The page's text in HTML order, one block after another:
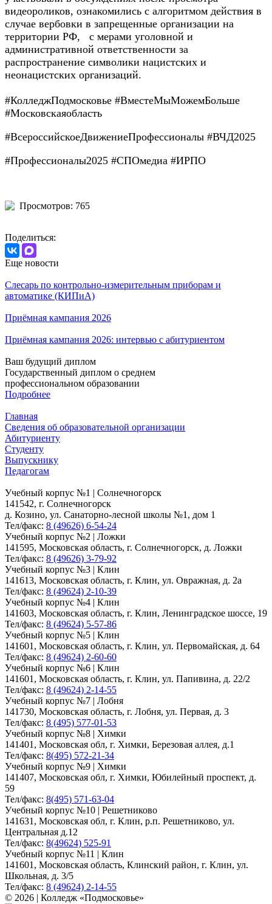
видеороликов, ознакомились с алгоритмом действия в
случае вербовки в запрещенные организации на
территории РФ, с мерами уголовной и
административной ответственности за
распространение символики нацистских и
неонацистских организаций.
#КолледжПодмосковье #ВместеМыМожемБольше
#Московскаяобласть
#ВсероссийскоеДвижениеПрофессионалы #ВЧД2025
#Профессионалы2025 #СПОмедиа #ИРПО
Просмотров: 765
Поделиться:
Еще новости
Слесарь по контрольно-измерительным приборам и
автоматике (КИПиА)
Приёмная кампания 2026
Приёмная кампания 2026: интервью с абитуриентом
Ваш будущий диплом
Государственный диплом о среднем
профессиональном образовании
Подробнее
Главная
Сведения об образовательной организации
Абитуриенту
Студенту
Выпускнику
Педагогам
Учебный корпус №1 | Солнечногорск
141542, г. Солнечногорск
д. Козино, ул. Санаторно-лесной школы №1, дом 1
Тел/факс: 8 (49626) 6-54-24
Учебный корпус №2 | Ложки
141595, Московская область, г. Солнечногорск, д. Ложки
Тел/факс: 8 (49626) 3-79-92
Учебный корпус №3 | Клин
141613, Московская область, г. Клин, ул. Овражная, д. 2а
Тел/факс: 8 (49624) 2-10-39
Учебный корпус №4 | Клин
141603, Московская область, г. Клин, Ленинградское шоссе, 19
Тел/факс: 8 (49624) 5-57-86
Учебный корпус №5 | Клин
141601, Московская область, г. Клин, ул. Первомайская, д. 64
Тел/факс: 8 (49624) 2-60-60
Учебный корпус №6 | Клин
141601, Московская область, г. Клин, ул. Папивина, д. 22/2
Тел/факс: 8 (49624) 2-14-55
Учебный корпус №7 | Лобня
141730, Московская область, г. Лобня, ул. Первая, д. 3
Тел/факс: 8 (495) 577-01-53
Учебный корпус №8 | Химки
141401, Московская обл, г. Химки, Березовая аллея, д.1
Тел/факс: 8(495) 572-21-34
Учебный корпус №9 | Химки
141407, Московская обл, г. Химки, Юбилейный проспект, д.
59
Тел/факс: 8(495) 571-63-04
Учебный корпус №10 | Решетниково
141631, Московская обл, г. Клин, р.п. Решетниково, ул.
Центральная д.12
Тел/факс: 8(49624) 525-91
Учебный корпус №11 | Клин
141601, Московская область, Клинский район, г. Клин, ул.
Школьная, д. 3/5
Тел/факс: 8 (49624) 2-14-55
© 2026 | Колледж «Подмосковье»